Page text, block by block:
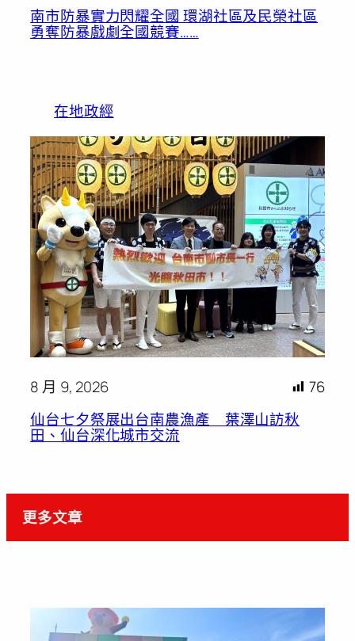
南市防暴實力閃耀全國 環湖社區及民榮社區
勇奪防暴戲劇全國競賽……
在地政經
8 月 9, 2026
76
仙台七夕祭展出台南農漁產 葉澤山訪秋
田、仙台深化城市交流
更多文章